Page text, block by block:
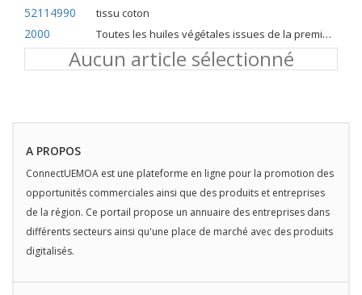
52114990 tissu coton
2000 Toutes les huiles végétales issues de la première pression à froid
Aucun article sélectionné
A PROPOS
ConnectUEMOA est une plateforme en ligne pour la promotion des
opportunités commerciales ainsi que des produits et entreprises
de la région. Ce portail propose un annuaire des entreprises dans
différents secteurs ainsi qu'une place de marché avec des produits
digitalisés.